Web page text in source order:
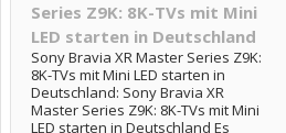
Series Z9K: 8K-TVs mit Mini
LED starten in Deutschland
Sony Bravia XR Master Series Z9K:
8K-TVs mit Mini LED starten in
Deutschland: Sony Bravia XR
Master Series Z9K: 8K-TVs mit Mini
LED starten in Deutschland Es